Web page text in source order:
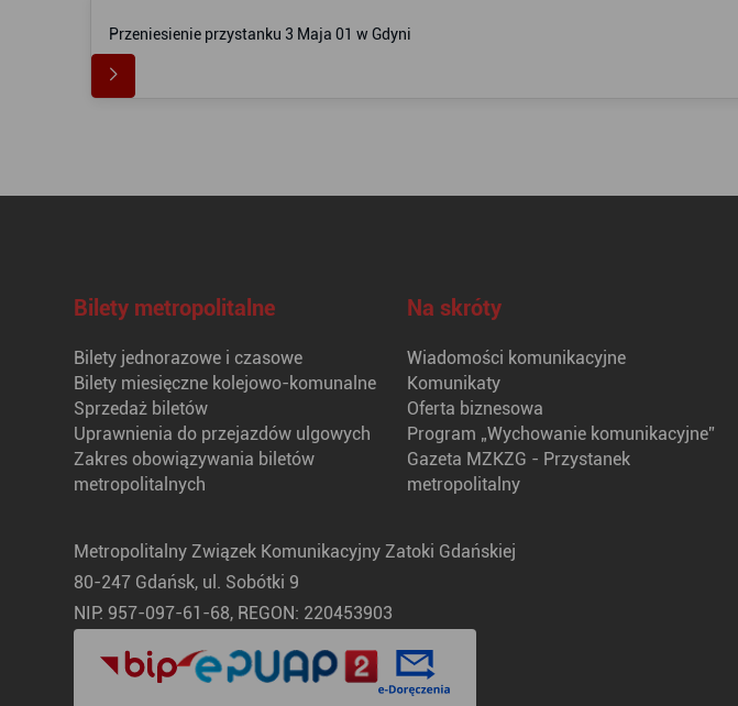
Przeniesienie przystanku 3 Maja 01 w Gdyni
Bilety metropolitalne
Bilety jednorazowe i czasowe
Bilety miesięczne kolejowo-komunalne
Sprzedaż biletów
Uprawnienia do przejazdów ulgowych
Zakres obowiązywania biletów
metropolitalnych
Na skróty
Wiadomości komunikacyjne
Komunikaty
Oferta biznesowa
Program „Wychowanie komunikacyjne”
Gazeta MZKZG - Przystanek
metropolitalny
Metropolitalny Związek Komunikacyjny Zatoki Gdańskiej
80-247 Gdańsk, ul. Sobótki 9
NIP: 957-097-61-68, REGON: 220453903